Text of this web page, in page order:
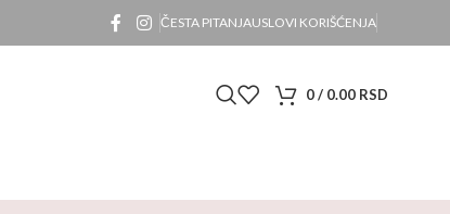
ČESTA PITANJAUSLOVI KORIŠĆENJA
0/ 0.00RSD